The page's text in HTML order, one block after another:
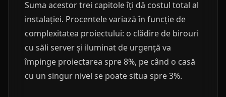
Suma acestor trei capitole îți dă costul total al
instalației. Procentele variază în funcție de
complexitatea proiectului: o clădire de birouri
cu săli server și iluminat de urgență va
împinge proiectarea spre 8%, pe când o casă
cu un singur nivel se poate situa spre 3%.